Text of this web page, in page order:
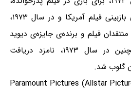
برنده‌ی جایزه از هیئت ملی بازبینی فیلم آمریکا و در سال ۱۹۷۳،
فیلم و برنده‌ی جایزه‌ی دیوید
دی دوناتلو شد. وی همچنین در سال ۱۹۷۳، نامزد دریافت
گلوب شد.
Paramount Pictures (Allstar